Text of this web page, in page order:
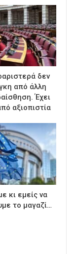
δεν
από άλλη
Έχει
αξιοπιστία
κι εμείς να
το μαγαζί…